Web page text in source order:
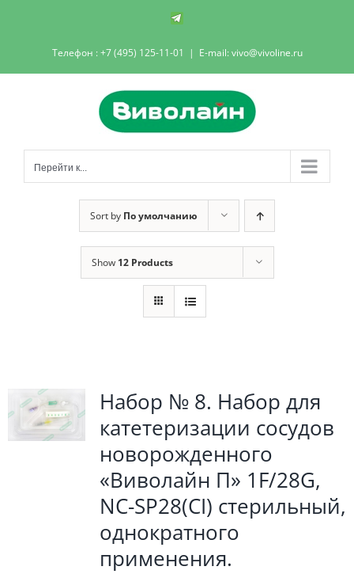
content
Телеграм-
Телефон : +7 (495) 125-11-01 | E-mail: vivo@vivoline.ru
Перейти к...
Sort by По умолчанию
Show 12 Products
Набор № 8. Набор для
катетеризации сосудов
новорожденного
«Виволайн П» 1F/28G,
NC-SP28(СI) стерильный,
однократного
применения.